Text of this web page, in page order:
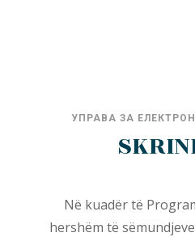
УПРАВА ЗА
Në kuadër të
hershëm të